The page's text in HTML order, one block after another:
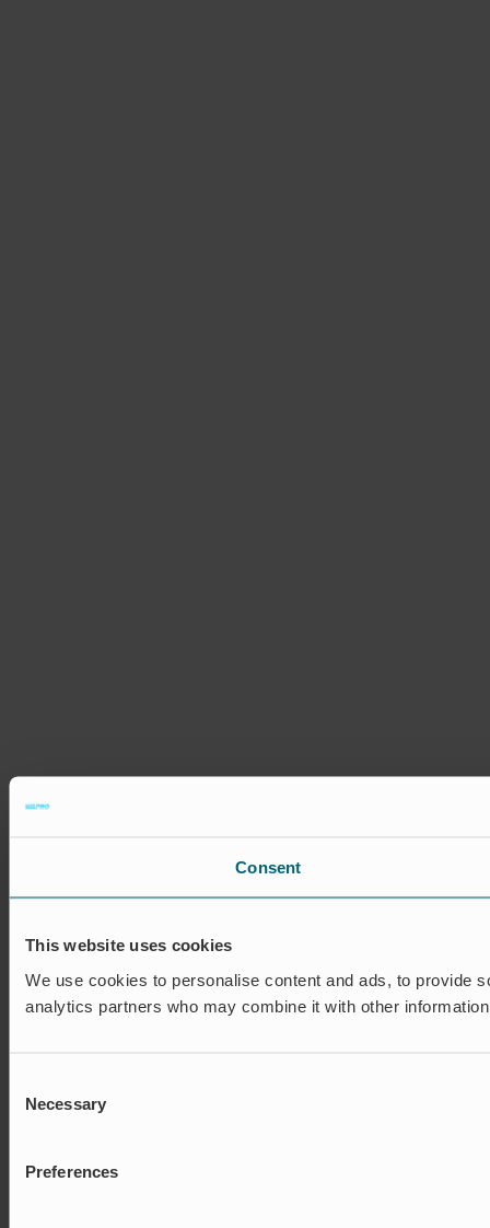
Consent
This website uses cookies
We use cookies to personalise content and ads, to provide
analytics partners who may combine it with other
Selection
Necessary
Preferences